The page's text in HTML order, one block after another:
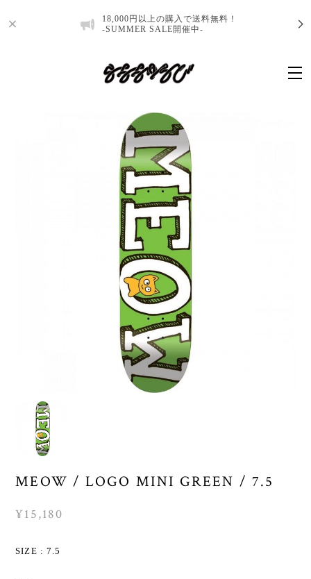
18,000円以上の購入で送料無料！
-SUMMER SALE開催中-
MEOW / LOGO MINI GREEN / 7.5
¥15,180
SIZE : 7.5